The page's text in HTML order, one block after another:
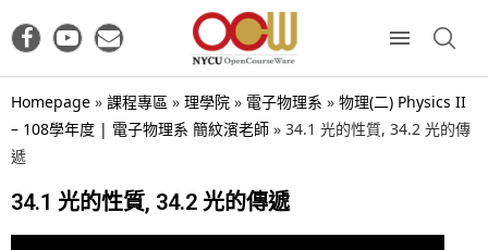
Homepage » 課程專區 » 理學院 » 電子物理系 » 物理(二) Physics II
– 108學年度 | 電子物理系 簡紋濱老師 » 34.1 光的性質, 34.2 光的傳
遞
34.1 光的性質, 34.2 光的傳遞